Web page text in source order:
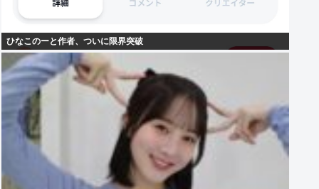
ひなこのーと作者、ついに限界突破